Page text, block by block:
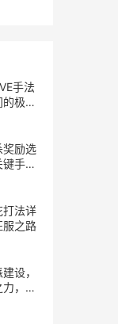
手法
极致
奖励选
手，
战术
打法详
服之路
设，
，副
的集